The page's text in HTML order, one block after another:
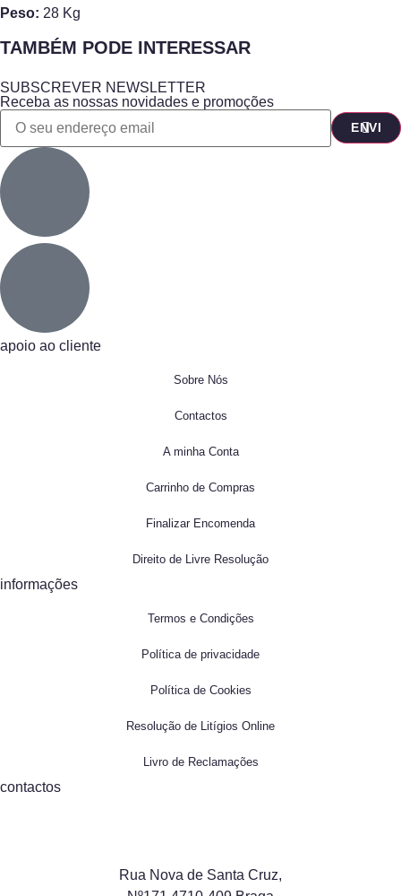
Peso: 28 Kg
TAMBÉM PODE INTERESSAR
SUBSCREVER NEWSLETTER
Receba as nossas novidades e promoções
apoio ao cliente
Sobre Nós
Contactos
A minha Conta
Carrinho de Compras
Finalizar Encomenda
Direito de Livre Resolução
informações
Termos e Condições
Política de privacidade
Política de Cookies
Resolução de Litígios Online
Livro de Reclamações
contactos
Rua Nova de Santa Cruz,